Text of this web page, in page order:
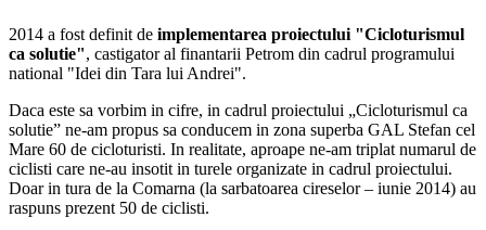
2014 a fost definit de implementarea proiectului "Cicloturismul
ca solutie", castigator al finantarii Petrom din cadrul programului
national "Idei din Tara lui Andrei".
Daca este sa vorbim in cifre, in cadrul proiectului „Cicloturismul ca
solutie” ne-am propus sa conducem in zona superba GAL Stefan cel
Mare 60 de cicloturisti. In realitate, aproape ne-am triplat numarul de
ciclisti care ne-au insotit in turele organizate in cadrul proiectului.
Doar in tura de la Comarna (la sarbatoarea cireselor – iunie 2014) au
raspuns prezent 50 de ciclisti.